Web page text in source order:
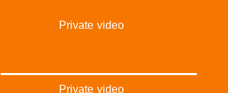
Private video